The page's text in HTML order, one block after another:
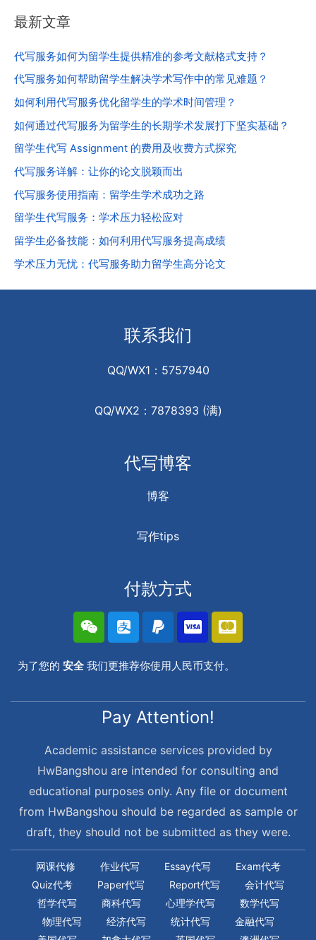
最新文章
代写服务如何为留学生提供精准的参考文献格式支持？
代写服务如何帮助留学生解决学术写作中的常见难题？
如何利用代写服务优化留学生的学术时间管理？
如何通过代写服务为留学生的长期学术发展打下坚实基础？
留学生代写 Assignment 的费用及收费方式探究
代写服务详解：让你的论文脱颖而出
代写服务使用指南：留学生学术成功之路
留学生代写服务：学术压力轻松应对
留学生必备技能：如何利用代写服务提高成绩
学术压力无忧：代写服务助力留学生高分论文
联系我们
QQ/WX1：5757940
QQ/WX2：7878393 (满)
代写博客
博客
写作tips
付款方式
为了您的 安全 我们更推荐你使用人民币支付。
Pay Attention!
Academic assistance services provided by
HwBangshou are intended for consulting and
educational purposes only. Any file or document
from HwBangshou should be regarded as sample or
draft, they should not be submitted as they were.
网课代修 作业代写 Essay代写
Exam代考
Quiz代考
Paper代写 Report代写
会计代写
哲学代写
商科代写 心理学代写
数学代写
物理代写
经济代写 统计代写
金融代写